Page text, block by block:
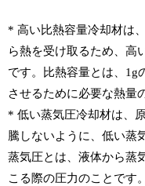
* 高い比熱容量冷却材は
ら熱を受け取るため、高
です。比熱容量とは、1g
させるために必要な熱量
* 低い蒸気圧冷却材は、
騰しないように、低い蒸
蒸気圧とは、液体から蒸
こる際の圧力のことです。